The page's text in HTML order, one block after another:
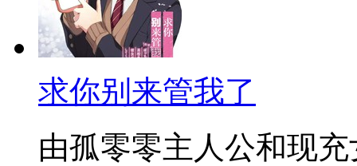
求你别来管我了
由孤零零主人公和现充